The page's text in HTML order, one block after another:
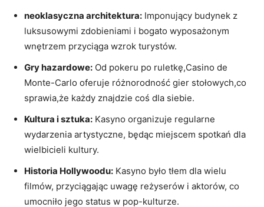
neoklasyczna​ architektura: ⁤Imponujący budynek​ z
luksusowymi‌ zdobieniami i bogato wyposażonym
wnętrzem przyciąga wzrok turystów.
Gry ⁣hazardowe: Od pokeru po ruletkę,Casino de
Monte-Carlo ‌oferuje różnorodność gier⁢ stołowych,co ​
sprawia,że każdy znajdzie coś ‌dla ‌siebie.
Kultura i sztuka: Kasyno organizuje​ regularne‍
wydarzenia artystyczne, będąc miejscem spotkań ‍dla
wielbicieli kultury.
Historia Hollywoodu: Kasyno było tłem dla wielu
filmów, przyciągając uwagę reżyserów i aktorów, co
umocniło jego status w pop-kulturze.